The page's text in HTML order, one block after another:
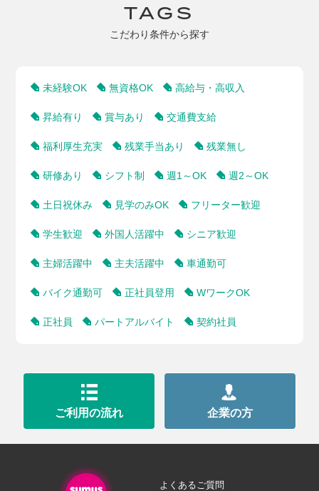
TAGS
こだわり条件から探す
未経験OK 無資格OK 高給与・高収入
昇給有り 賞与あり 交通費支給
福利厚生充実 残業手当あり 残業無し
研修あり シフト制 週1～OK 週2～OK
土日祝休み 見学のみOK フリーター歓迎
学生歓迎 外国人活躍中 シニア歓迎
主婦活躍中 主夫活躍中 車通勤可
バイク通勤可 正社員登用 WワークOK
正社員 パートアルバイト 契約社員
ご利用の流れ 企業の方
よくあるご質問